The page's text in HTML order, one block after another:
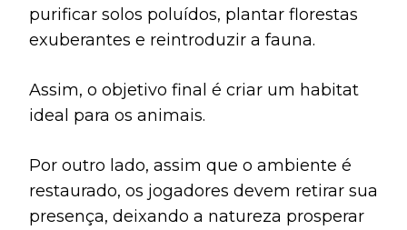
purificar solos poluídos, plantar florestas
exuberantes e reintroduzir a fauna.
Assim, o objetivo final é criar um habitat
ideal para os animais.
Por outro lado, assim que o ambiente é
restaurado, os jogadores devem retirar sua
presença, deixando a natureza prosperar